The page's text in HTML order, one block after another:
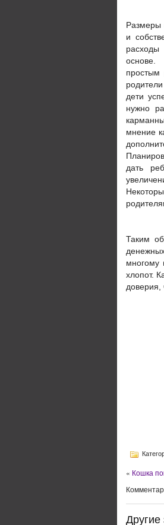
Размеры
и
основе.
простым
дети
нужно
мнение
дать
Таким
многому
хлопот.
доверия,
« Кошка
Другие